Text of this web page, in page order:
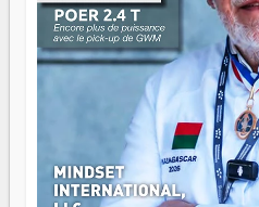
même sens.